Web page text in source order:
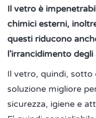
Il vetro è
chimici esterni,
questi riducono
l’irrancidimento
Il vetro, quindi, sotto
soluzione migliore
sicurezza, igiene e